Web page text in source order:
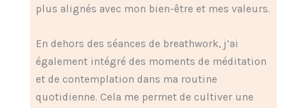
plus alignés avec mon bien-être et mes valeurs.
En dehors des séances de breathwork, j’ai
également intégré des moments de méditation
et de contemplation dans ma routine
quotidienne. Cela me permet de cultiver une